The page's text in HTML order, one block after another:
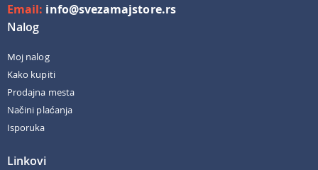
Email: info@svezamajstore.rs
Nalog
Moj nalog
Kako kupiti
Prodajna mesta
Načini plaćanja
Isporuka
Linkovi